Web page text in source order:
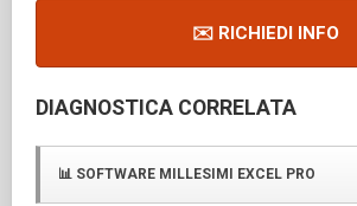
✉️ RICHIEDI INFO
DIAGNOSTICA CORRELATA
📊 SOFTWARE MILLESIMI EXCEL PRO